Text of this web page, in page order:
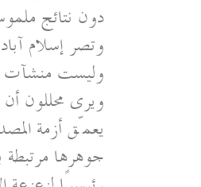
دون نتائج
وتصر إسلام
وليست منشآت
ويرى محللون أن
يعمّق أزمة
جوهرها مرتبطة